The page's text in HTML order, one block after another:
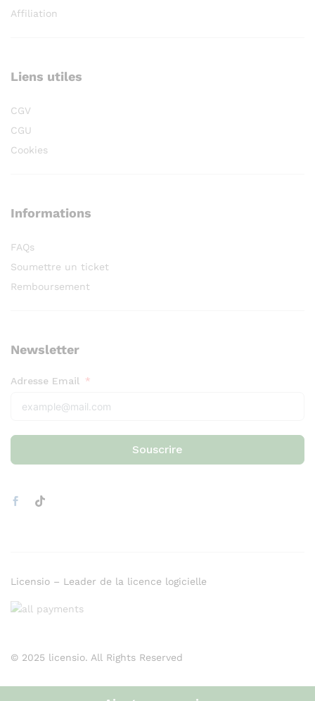
Affiliation
Liens utiles
CGV
CGU
Cookies
Informations
FAQs
Soumettre un ticket
Remboursement
Newsletter
Adresse Email
Souscrire
© 2025 licensio. All Rights Reserved
Licensio – Leader de la licence logicielle